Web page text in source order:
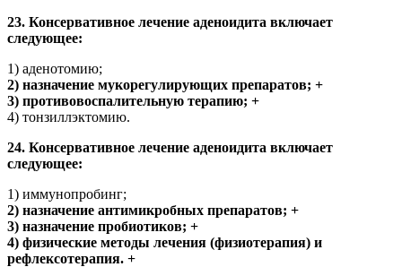
23. Консервативное лечение аденоидита включает
следующее:
1) аденотомию;
2) назначение мукорегулирующих препаратов; +
3) противовоспалительную терапию; +
4) тонзиллэктомию.
24. Консервативное лечение аденоидита включает
следующее:
1) иммунопробинг;
2) назначение антимикробных препаратов; +
3) назначение пробиотиков; +
4) физические методы лечения (физиотерапия) и
рефлексотерапия. +